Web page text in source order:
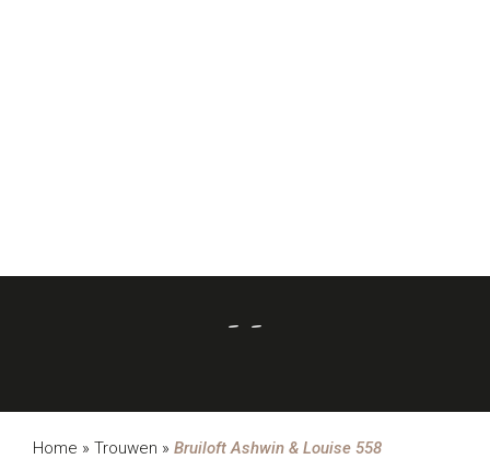
- -
Home » Trouwen » Bruiloft Ashwin & Louise 558